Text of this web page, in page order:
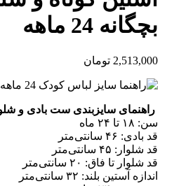
بچگانه 24 ماهه
2,513,000 تومان
راهنمای سایزبندی ست بادی و شلوار
سن: ۱۸ تا ۲۴ ماه
قد بادی: ۴۶ سانتی‌متر
قد شلوار: ۴۵ سانتی‌متر
قد شلوار تا فاق: ۲۰ سانتی‌متر
اندازه آستین بلند: ۳۲ سانتی‌متر